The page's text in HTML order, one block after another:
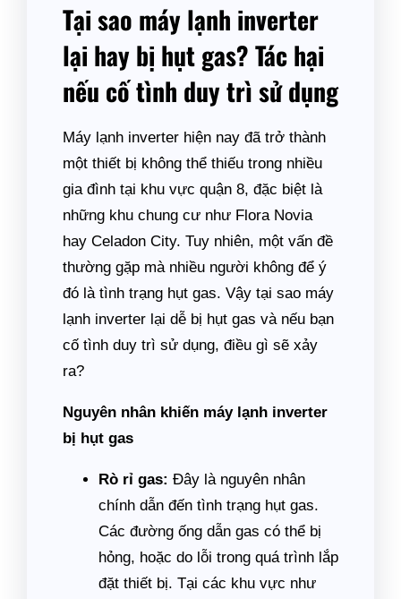
Tại sao máy lạnh inverter
lại hay bị hụt gas? Tác hại
nếu cố tình duy trì sử dụng
Máy lạnh inverter hiện nay đã trở thành
một thiết bị không thể thiếu trong nhiều
gia đình tại khu vực quận 8, đặc biệt là
những khu chung cư như Flora Novia
hay Celadon City. Tuy nhiên, một vấn đề
thường gặp mà nhiều người không để ý
đó là tình trạng hụt gas. Vậy tại sao máy
lạnh inverter lại dễ bị hụt gas và nếu bạn
cố tình duy trì sử dụng, điều gì sẽ xảy
ra?
Nguyên nhân khiến máy lạnh inverter
bị hụt gas
Rò rỉ gas: Đây là nguyên nhân
chính dẫn đến tình trạng hụt gas.
Các đường ống dẫn gas có thể bị
hỏng, hoặc do lỗi trong quá trình lắp
đặt thiết bị. Tại các khu vực như